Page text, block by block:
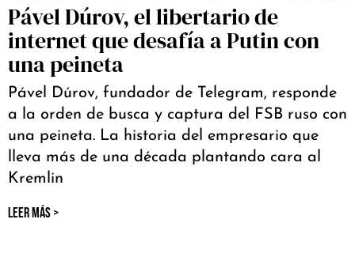
Pável Dúrov, el libertario de
internet que desafía a Putin con
una peineta
Pável Dúrov, fundador de Telegram, responde
a la orden de busca y captura del FSB ruso con
una peineta. La historia del empresario que
lleva más de una década plantando cara al
Kremlin
LEER MÁS >